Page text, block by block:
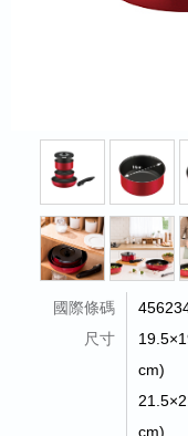
國際條碼
尺寸
cm)
cm)